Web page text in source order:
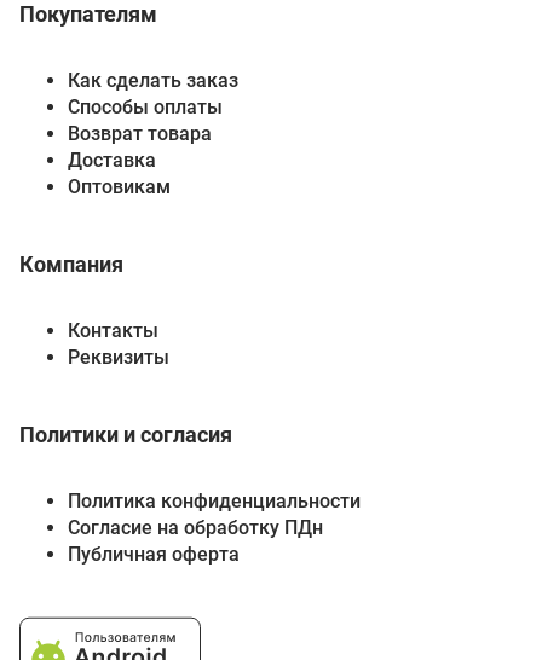
Покупателям
Как сделать заказ
Способы оплаты
Возврат товара
Доставка
Оптовикам
Компания
Контакты
Реквизиты
Политики и согласия
Политика конфиденциальности
Согласие на обработку ПДн
Публичная оферта